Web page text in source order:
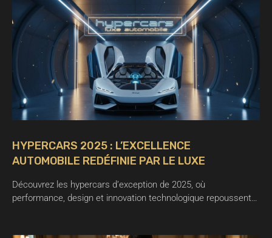
HYPERCARS 2025 : L’EXCELLENCE
AUTOMOBILE REDÉFINIE PAR LE LUXE
Découvrez les hypercars d’exception de 2025, où
performance, design et innovation technologique repoussent…